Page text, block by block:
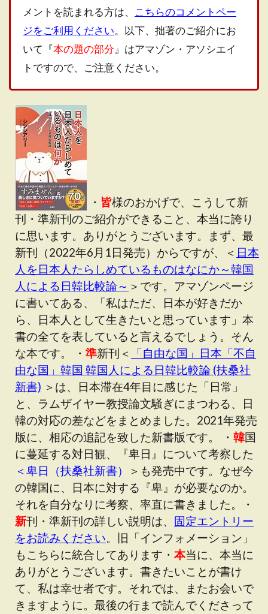
メントを読まれる方は、 こちらのコメントペー
ジをご利用ください。以下、拙著のご紹介にお
いて『本の題の部分 』はアマゾン・アソシエイ
トですので、ご注意ください。
・ 皆様のおかげで、こうして新
刊・準新刊のご紹介ができること、本当に誇り
に思います。ありがとうございます。まず、最
新刊（2022年6月1日発売）からですが、＜ 日本
人を日本人たらしめているものはなにか～韓国
人による日韓比較論～ ＞です。アマゾンページ
に書いてある、「私はただ、日本が好きだか
ら、日本人として生きたいと思っています」本
書の全てを表していると言えるでしょう。そん
な本です。 ・ 準新刊＜
「自由な国」日本「不自
由な国」韓国 韓国人による日韓比較論 (扶桑社
新書) ＞は、日本滞在4年目に感じた「日常」
と、ラムザイヤー教授論文騒ぎにまつわる、日
韓の対応の差などをまとめました。2021年発売
版に、相応の追記を致した新書版です。 ・ 韓国
に蔓延する対日観、『卑日』について考察した
＜卑日（扶桑社新書）
＞も発売中です。なぜ今
の韓国に、日本に対する『卑』が必要なのか。
それを自分なりに考察、率直に書きました。・
新刊・準新刊の詳しい説明は、 固定エントリー
をお読みください。旧「インフォメーション」
もこちらに統合してあります・ 本当に、本当に
ありがとうございます。書きたいことが書け
て、私は幸せ者です。それでは、またお会いで
きますように。最後の行まで読んでくださって